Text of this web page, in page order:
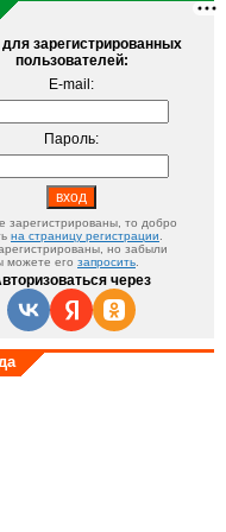
зарегистрированных
пользователей:
E-mail:
Пароль:
зарегистрированы, то добро
на страницу регистрации
но забыли
можете его запросить
через